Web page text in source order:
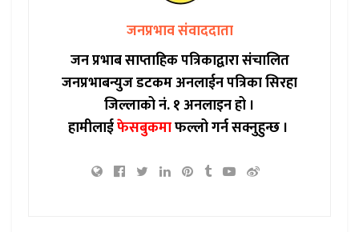
जनप्रभाव संवाददाता
जन प्रभाब साप्ताहिक पत्रिकाद्वारा संचालित
जनप्रभाबन्युज डटकम अनलाईन पत्रिका सिरहा
जिल्लाको नं. १ अनलाइन हो ।
हामीलाईफेसबुकमाफल्लो गर्न सक्नुहुन्छ ।